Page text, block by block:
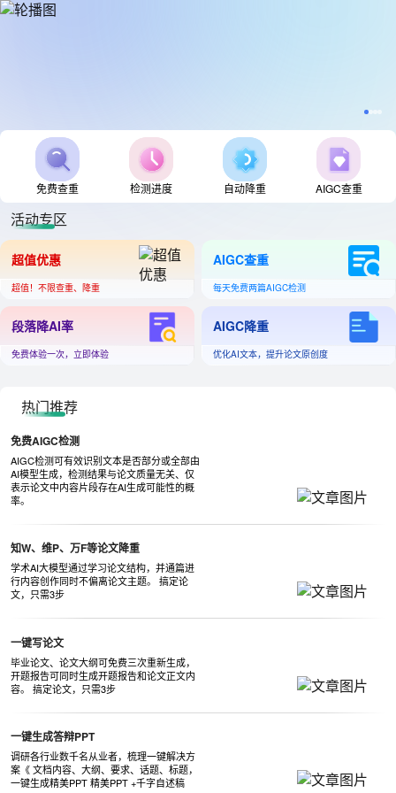
免费查重 检测进度 自动降重 AIGC查重
活动专区
超值优惠
超值！不限查重、降重
AIGC查重
每天免费两篇AIGC检测
段落降AI率
免费体验一次，立即体验
AIGC降重
优化AI文本，提升论文原创度
热门推荐
免费AIGC检测
AIGC检测可有效识别文本是否部分或全部由
AI模型生成，检测结果与论文质量无关、仅
表示论文中内容片段存在AI生成可能性的概
率。
知W、维P、万F等论文降重
学术AI大模型通过学习论文结构，并通篇进
行内容创作同时不偏离论文主题。 搞定论
文，只需3步
一键写论文
毕业论文、论文大纲可免费三次重新生成，
开题报告可同时生成开题报告和论文正文内
容。 搞定论文，只需3步
一键生成答辩PPT
调研各行业数千名从业者，梳理一键解决方
案《 文档内容、大纲、要求、话题、标题，
一键生成精美PPT 精美PPT +千字自述稿